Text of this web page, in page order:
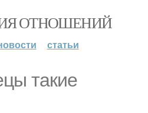
ОТНОШЕНИЙ
статьи
такие